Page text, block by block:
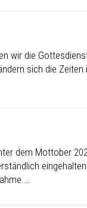
wir die
sich die Zeiten
dem Mottober